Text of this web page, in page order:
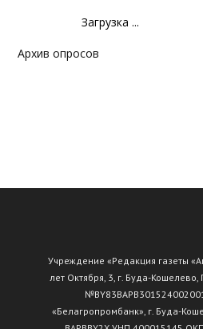
Загрузка ...
Архив опросов
Учреждение «Редакция газеты
лет Октября, 3, г. Буда-Кошелево,
«Белагропромбанк», г. Буда-